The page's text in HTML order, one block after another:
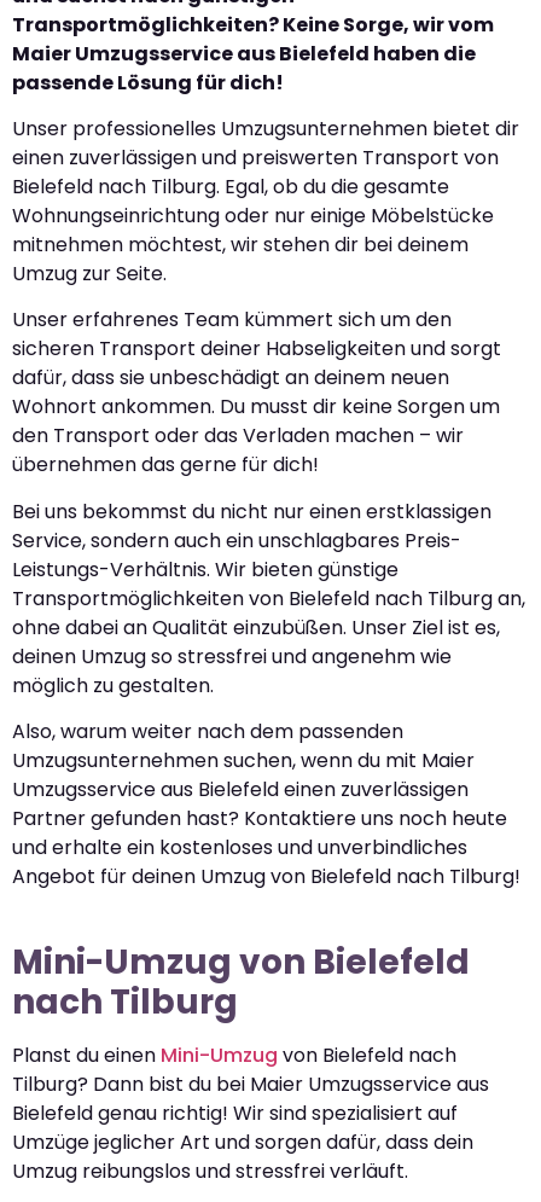
Transportmöglichkeiten? Keine Sorge, wir vom
Maier Umzugsservice aus Bielefeld haben die
passende Lösung für dich!
Unser professionelles Umzugsunternehmen bietet dir
einen zuverlässigen und preiswerten Transport von
Bielefeld nach Tilburg. Egal, ob du die gesamte
Wohnungseinrichtung oder nur einige Möbelstücke
mitnehmen möchtest, wir stehen dir bei deinem
Umzug zur Seite.
Unser erfahrenes Team kümmert sich um den
sicheren Transport deiner Habseligkeiten und sorgt
dafür, dass sie unbeschädigt an deinem neuen
Wohnort ankommen. Du musst dir keine Sorgen um
den Transport oder das Verladen machen – wir
übernehmen das gerne für dich!
Bei uns bekommst du nicht nur einen erstklassigen
Service, sondern auch ein unschlagbares Preis-
Leistungs-Verhältnis. Wir bieten günstige
Transportmöglichkeiten von Bielefeld nach Tilburg an,
ohne dabei an Qualität einzubüßen. Unser Ziel ist es,
deinen Umzug so stressfrei und angenehm wie
möglich zu gestalten.
Also, warum weiter nach dem passenden
Umzugsunternehmen suchen, wenn du mit Maier
Umzugsservice aus Bielefeld einen zuverlässigen
Partner gefunden hast? Kontaktiere uns noch heute
und erhalte ein kostenloses und unverbindliches
Angebot für deinen Umzug von Bielefeld nach Tilburg!
Mini-Umzug von Bielefeld
nach Tilburg
Planst du einen Mini-Umzug von Bielefeld nach
Tilburg? Dann bist du bei Maier Umzugsservice aus
Bielefeld genau richtig! Wir sind spezialisiert auf
Umzüge jeglicher Art und sorgen dafür, dass dein
Umzug reibungslos und stressfrei verläuft.